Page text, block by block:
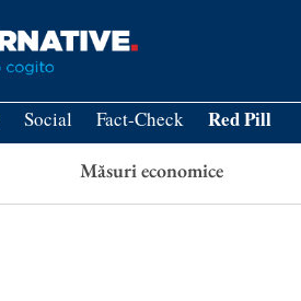
Social Fact-Check Red Pill
Măsuri economice